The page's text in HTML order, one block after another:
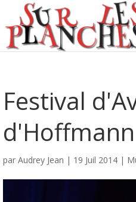
Festival
d'Hoffmann
parAudrey Jean | 19 Juil 2014 |